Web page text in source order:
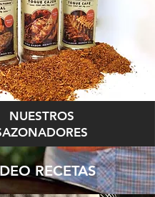
NUESTROS
RECETAS